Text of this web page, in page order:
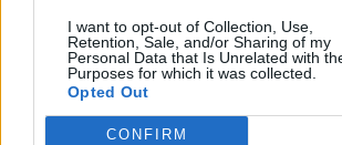
I want to opt-out of Collection, Use,
Retention, Sale, and/or Sharing of my
Personal Data that Is Unrelated with
Purposes for which it was collected.
Opted Out
CONFIRM
Астронавти на NASA
открития космос